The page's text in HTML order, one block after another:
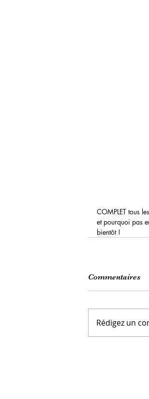
COMPLET tous
et pourquoi pas
bientôt !
Commentaires
Rédigez un